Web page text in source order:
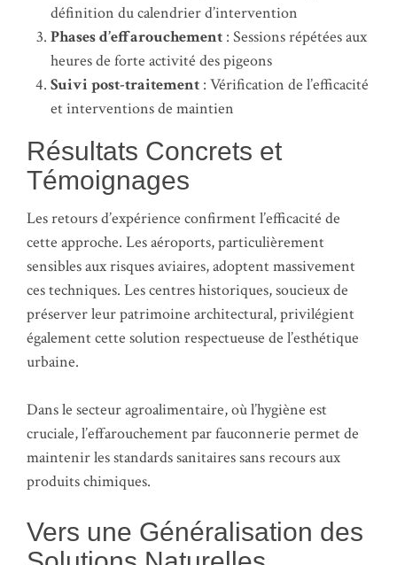
définition du calendrier d’intervention
Phases d’effarouchement : Sessions répétées aux
heures de forte activité des pigeons
Suivi post-traitement : Vérification de l’efficacité
et interventions de maintien
Résultats Concrets et
Témoignages
Les retours d’expérience confirment l’efficacité de
cette approche. Les aéroports, particulièrement
sensibles aux risques aviaires, adoptent massivement
ces techniques. Les centres historiques, soucieux de
préserver leur patrimoine architectural, privilégient
également cette solution respectueuse de l’esthétique
urbaine.
Dans le secteur agroalimentaire, où l’hygiène est
cruciale, l’effarouchement par fauconnerie permet de
maintenir les standards sanitaires sans recours aux
produits chimiques.
Vers une Généralisation des